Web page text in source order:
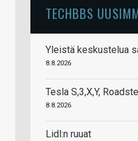
TECHBBS
Yleistä keskustelua
8.8.2026
Tesla S,3,X,Y,
8.8.2026
Lidl:n ruuat